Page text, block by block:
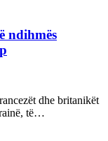
ndihmës
dhe britanikët
të…